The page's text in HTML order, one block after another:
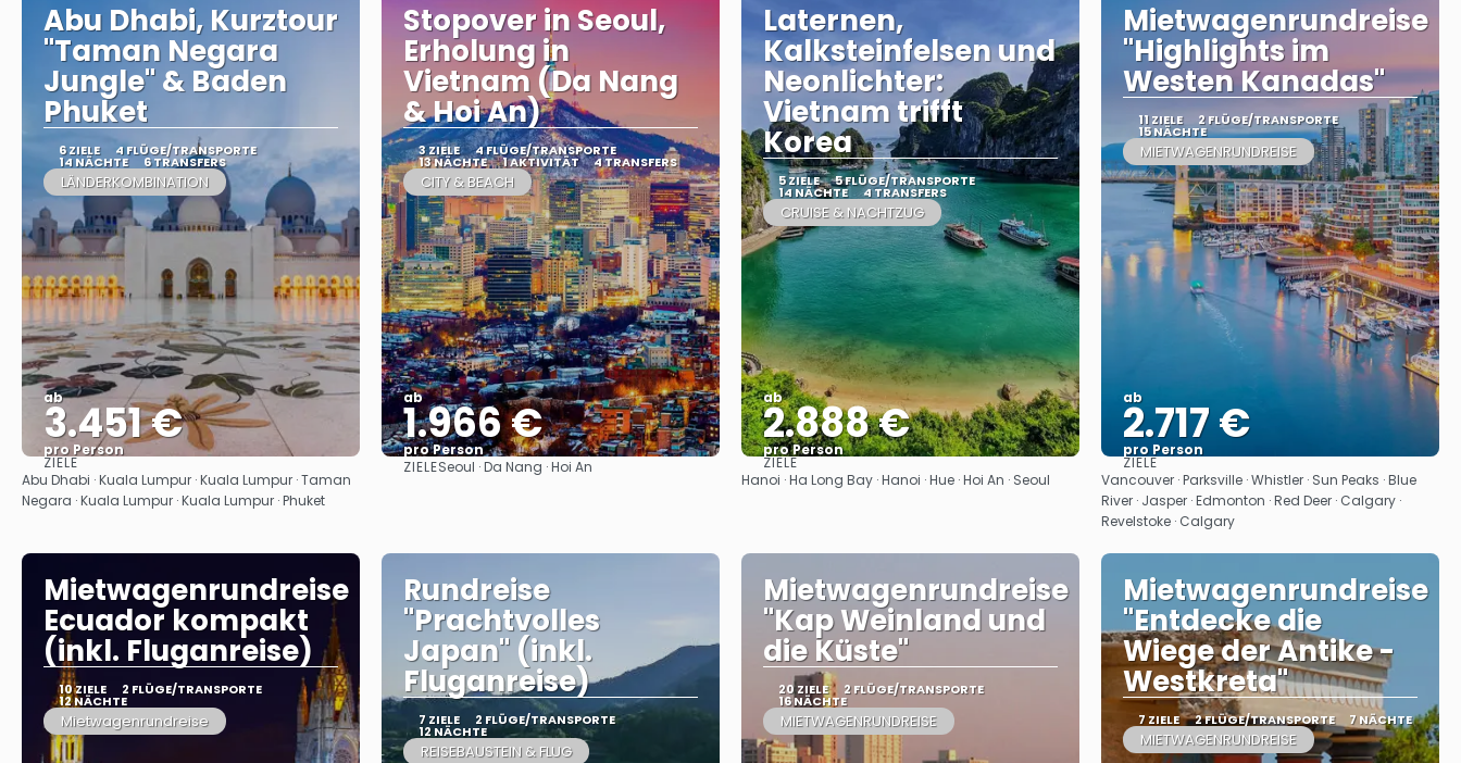
Abu Dhabi, Kurztour
"Taman Negara
Jungle" & Baden
Phuket
6 ZIELE 4 FLÜGE/TRANSPORTE
14 NÄCHTE 6 TRANSFERS
LÄNDERKOMBINATION
ab
3.451 €
pro Person
Sehen
ZIELE
Abu Dhabi · Kuala Lumpur · Kuala Lumpur · Taman
Negara · Kuala Lumpur · Kuala Lumpur · Phuket
Stopover in Seoul,
Erholung in
Vietnam (Da Nang
& Hoi An)
3 ZIELE 4 FLÜGE/TRANSPORTE
13 NÄCHTE 1 AKTIVITÄT 4 TRANSFERS
CITY & BEACH
ab
1.966 €
pro Person
Sehen
ZIELESeoul · Da Nang · Hoi An
Laternen,
Kalksteinfelsen und
Neonlichter:
Vietnam trifft
Korea
5 ZIELE 5 FLÜGE/TRANSPORTE
14 NÄCHTE 4 TRANSFERS
CRUISE & NACHTZUG
ab
2.888 €
pro Person
Sehen
ZIELE
Hanoi · Ha Long Bay · Hanoi · Hue · Hoi An · Seoul
Mietwagenrundreise
"Highlights im
Westen Kanadas"
11 ZIELE 2 FLÜGE/TRANSPORTE
15 NÄCHTE
MIETWAGENRUNDREISE
ab
2.717 €
pro Person
Sehen
ZIELE
Vancouver · Parksville · Whistler · Sun Peaks · Blue
River · Jasper · Edmonton · Red Deer · Calgary ·
Revelstoke · Calgary
Mietwagenrundreise
Ecuador kompakt
(inkl. Fluganreise)
10 ZIELE 2 FLÜGE/TRANSPORTE
12 NÄCHTE
Mietwagenrundreise
Rundreise
"Prachtvolles
Japan" (inkl.
Fluganreise)
7 ZIELE 2 FLÜGE/TRANSPORTE
12 NÄCHTE
REISEBAUSTEIN & FLUG
Mietwagenrundreise
"Kap Weinland und
die Küste"
20 ZIELE 2 FLÜGE/TRANSPORTE
16 NÄCHTE
MIETWAGENRUNDREISE
Mietwagenrundreise
"Entdecke die
Wiege der Antike -
Westkreta"
7 ZIELE 2 FLÜGE/TRANSPORTE 7 NÄCHTE
MIETWAGENRUNDREISE